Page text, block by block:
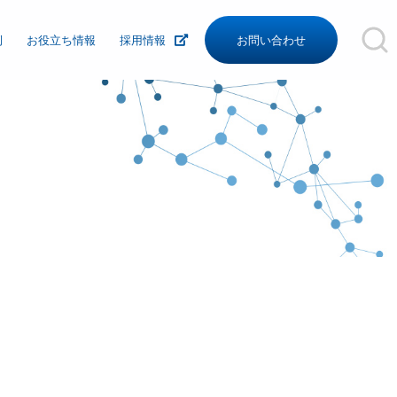
組織図
お役立ち情報 採用情報 お問い合わせ